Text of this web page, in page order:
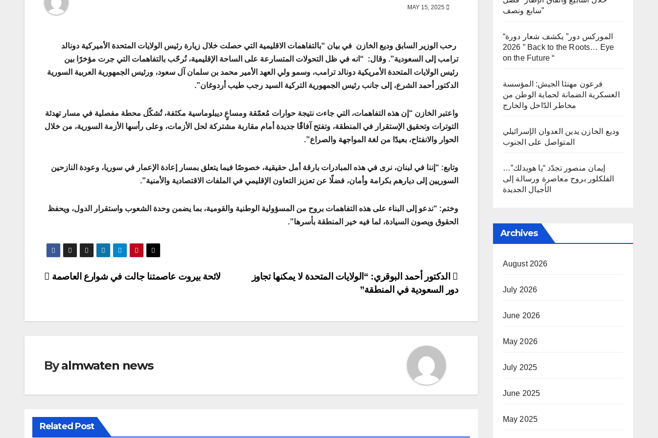
رحب الوزير السابق وديع الخازن في بيان “بالتفاهمات الاقليمية التي حصلت خلال زيارة رئيس الولايات المتحدة الأميركية دونالد
ترامب إلى السعودية”. وقال: “انه في ظل التحولات المتسارعة على الساحة الإقليمية، نُرحّب بالتفاهمات التي جرت مؤخرًا بين
رئيس الولايات المتحدة الأمريكية دونالد ترامب، وسمو ولي العهد الأمير محمد بن سلمان آل سعود، ورئيس الجمهورية العربية السورية
الدكتور أحمد الشرع، إلى جانب رئيس الجمهورية التركية السيد رجب طيب أردوغان”.
واعتبر الخازن “إن هذه التفاهمات، التي جاءت نتيجة حوارات مُعمّقة ومساعٍ ديبلوماسية مكثفة، تُشكّل محطة مفصلية في مسار تهدئة
التوترات وتحقيق الإستقرار في المنطقة، وتفتح آفاقًا جديدة أمام مقاربة مشتركة لحل الأزمات، وعلى رأسها الأزمة السورية، من خلال
الحوار والانفتاح، بعيدًا من لغة المواجهة والصراع”.
وتابع: “إننا في لبنان، نرى في هذه المبادرات بارقة أمل حقيقية، خصوصًا فيما يتعلق بمسار إعادة الإعمار في سوريا، وعودة النازحين
السوريين إلى ديارهم بكرامة وأمان، فضلًا عن تعزيز التعاون الإقليمي في الملفات الاقتصادية والأمنية”.
وختم: “ندعو إلى البناء على هذه التفاهمات بروح من المسؤولية الوطنية والقومية، بما يضمن وحدة الشعوب واستقرار الدول، ويحفظ
الحقوق ويصون السيادة، لما فيه خير المنطقة بأسرها”.
Post
navigation
لائحة بيروت عاصمتنا جالت في شوارع العاصمة
الدكتور أحمد البوقري: “الولايات المتحدة لا يمكنها تجاوز
دور السعودية في المنطقة”
Byalmwaten news
Related Post
سابع ونصف”
“الموركس دور” يكشف شعار دورة
2026 ” Back to the Roots… Eye
on the Future “
فرعون مهنئا الجيش: المؤسسة
العسكرية الضمانة لحماية الوطن من
مخاطر الدّاخل والخارج
وديع الخازن يدين العدوان الإسرائيلي
المتواصل على الجنوب
إيمان منصور تجدّد “يا هويدلك”…
الفلكلور بروح معاصرة ورسالة إلى
الأجيال الجديدة
Archives
August 2026
July 2026
June 2026
May 2026
July 2025
June 2025
May 2025